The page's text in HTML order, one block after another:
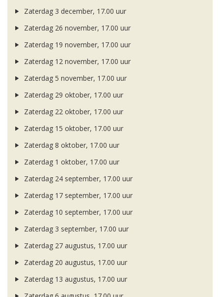
Zaterdag 3 december, 17.00 uur
Zaterdag 26 november, 17.00 uur
Zaterdag 19 november, 17.00 uur
Zaterdag 12 november, 17.00 uur
Zaterdag 5 november, 17.00 uur
Zaterdag 29 oktober, 17.00 uur
Zaterdag 22 oktober, 17.00 uur
Zaterdag 15 oktober, 17.00 uur
Zaterdag 8 oktober, 17.00 uur
Zaterdag 1 oktober, 17.00 uur
Zaterdag 24 september, 17.00 uur
Zaterdag 17 september, 17.00 uur
Zaterdag 10 september, 17.00 uur
Zaterdag 3 september, 17.00 uur
Zaterdag 27 augustus, 17.00 uur
Zaterdag 20 augustus, 17.00 uur
Zaterdag 13 augustus, 17.00 uur